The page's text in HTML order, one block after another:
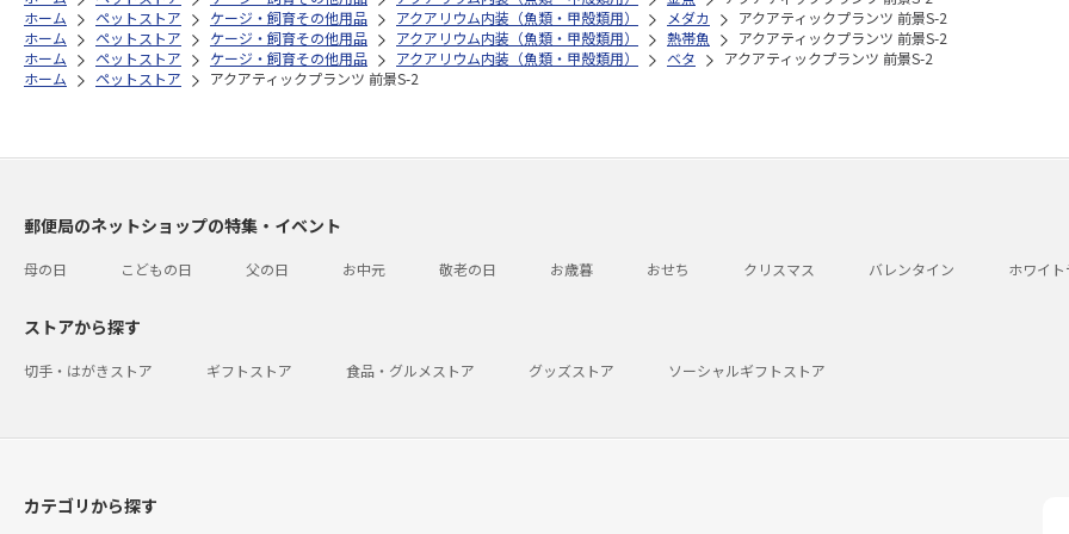
ホーム
ペットストア ケージ・飼育その他用品 アクアリウム内装（魚類・甲殻類用） メダカ
アクアティックプランツ 前景S-2
ホーム
ペットストア ケージ・飼育その他用品 アクアリウム内装（魚類・甲殻類用） 熱帯魚
アクアティックプランツ 前景S-2
ホーム
ペットストア ケージ・飼育その他用品 アクアリウム内装（魚類・甲殻類用） ベタ
アクアティックプランツ 前景S-2
ホーム
ペットストア アクアティックプランツ 前景S-2
郵便局のネットショップの特集・イベント
母の日 こどもの日 父の日 お中元 敬老の日 お歳暮 おせち クリスマス バレンタイン ホワイ
ストアから探す
切手・はがきストア ギフトストア 食品・グルメストア グッズストア ソーシャルギフトストア
カテゴリから探す